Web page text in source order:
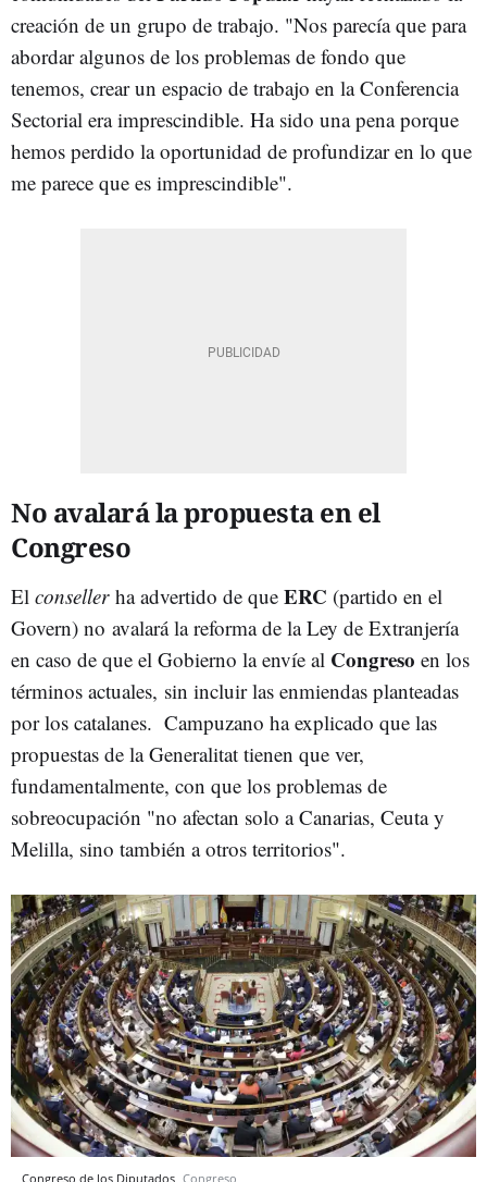
creación de un grupo de trabajo. "Nos parecía que para
abordar algunos de los problemas de fondo que
tenemos, crear un espacio de trabajo en la Conferencia
Sectorial era imprescindible. Ha sido una pena porque
hemos perdido la oportunidad de profundizar en lo que
me parece que es imprescindible".
No avalará la propuesta en el
Congreso
El conseller ha advertido de que ERC (partido en el
Govern) no avalará la reforma de la Ley de Extranjería
en caso de que el Gobierno la envíe al Congreso en los
términos actuales, sin incluir las enmiendas planteadas
por los catalanes. Campuzano ha explicado que las
propuestas de la Generalitat tienen que ver,
fundamentalmente, con que los problemas de
sobreocupación "no afectan solo a Canarias, Ceuta y
Melilla, sino también a otros territorios".
Congreso de los Diputados Congreso